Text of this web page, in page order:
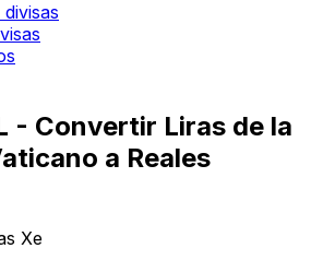
- Convertir Liras de la
a Reales
Xe